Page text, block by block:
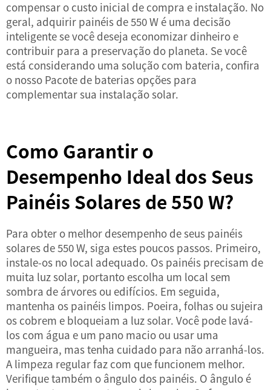
compensar o custo inicial de compra e instalação. No
geral, adquirir painéis de 550 W é uma decisão
inteligente se você deseja economizar dinheiro e
contribuir para a preservação do planeta. Se você
está considerando uma solução com bateria, confira
o nosso Pacote de baterias opções para
complementar sua instalação solar.
Como Garantir o
Desempenho Ideal dos Seus
Painéis Solares de 550 W?
Para obter o melhor desempenho de seus painéis
solares de 550 W, siga estes poucos passos. Primeiro,
instale-os no local adequado. Os painéis precisam de
muita luz solar, portanto escolha um local sem
sombra de árvores ou edifícios. Em seguida,
mantenha os painéis limpos. Poeira, folhas ou sujeira
os cobrem e bloqueiam a luz solar. Você pode lavá-
los com água e um pano macio ou usar uma
mangueira, mas tenha cuidado para não arranhá-los.
A limpeza regular faz com que funcionem melhor.
Verifique também o ângulo dos painéis. O ângulo é